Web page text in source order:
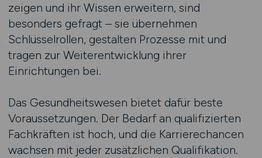
zeigen und ihr Wissen erweitern, sind
besonders gefragt – sie übernehmen
Schlüsselrollen, gestalten Prozesse mit und
tragen zur Weiterentwicklung ihrer
Einrichtungen bei.
Das Gesundheitswesen bietet dafür beste
Voraussetzungen. Der Bedarf an qualifizierten
Fachkräften ist hoch, und die Karrierechancen
wachsen mit jeder zusätzlichen Qualifikation.